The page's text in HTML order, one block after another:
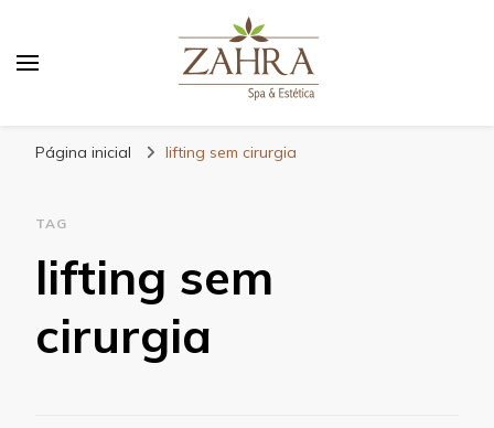
e relaxamento
Página inicial lifting sem cirurgia
TAG
lifting sem
cirurgia